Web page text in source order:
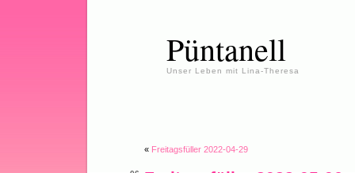
Püntanell
Unser Leben mit Lina-Theresa
« Freitagsfüller 2022-04-29